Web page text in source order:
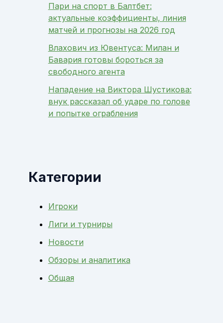
Пари на спорт в Балтбет:
актуальные коэффициенты, линия
матчей и прогнозы на 2026 год
Влахович из Ювентуса: Милан и
Бавария готовы бороться за
свободного агента
Нападение на Виктора Шустикова:
внук рассказал об ударе по голове
и попытке ограбления
Категории
Игроки
Лиги и турниры
Новости
Обзоры и аналитика
Общая